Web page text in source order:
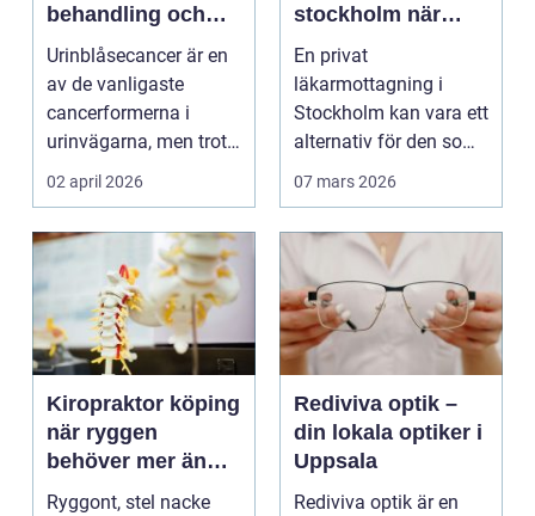
behandling och
livet efter
diagnosen
Urinblåsecancer är en
av de vanligaste
cancerformerna i
urinvägarna, men trots
det hamnar den ofta
02 april 2026
stockholm när
personlig vård och
specialistkunskap
är viktig
En privat
läkarmottagning i
Stockholm kan vara ett
alternativ för den som
vill ha snabb tillgång
07 mars 2026
Kiropraktor köping
när ryggen
behöver mer än
vila
Ryggont, stel nacke
Rediviva optik –
din lokala optiker i
Uppsala
Rediviva optik är en